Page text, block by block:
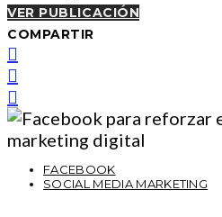
VER PUBLICACIÓN
COMPARTIR
FACEBOOK
SOCIAL MEDIA MARKETING